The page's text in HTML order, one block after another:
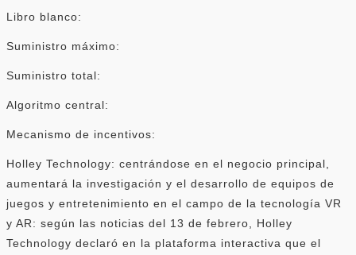
Libro blanco:
Suministro máximo:
Suministro total:
Algoritmo central:
Mecanismo de incentivos:
Holley Technology: centrándose en el negocio principal,
aumentará la investigación y el desarrollo de equipos de
juegos y entretenimiento en el campo de la tecnología VR
y AR: según las noticias del 13 de febrero, Holley
Technology declaró en la plataforma interactiva que el